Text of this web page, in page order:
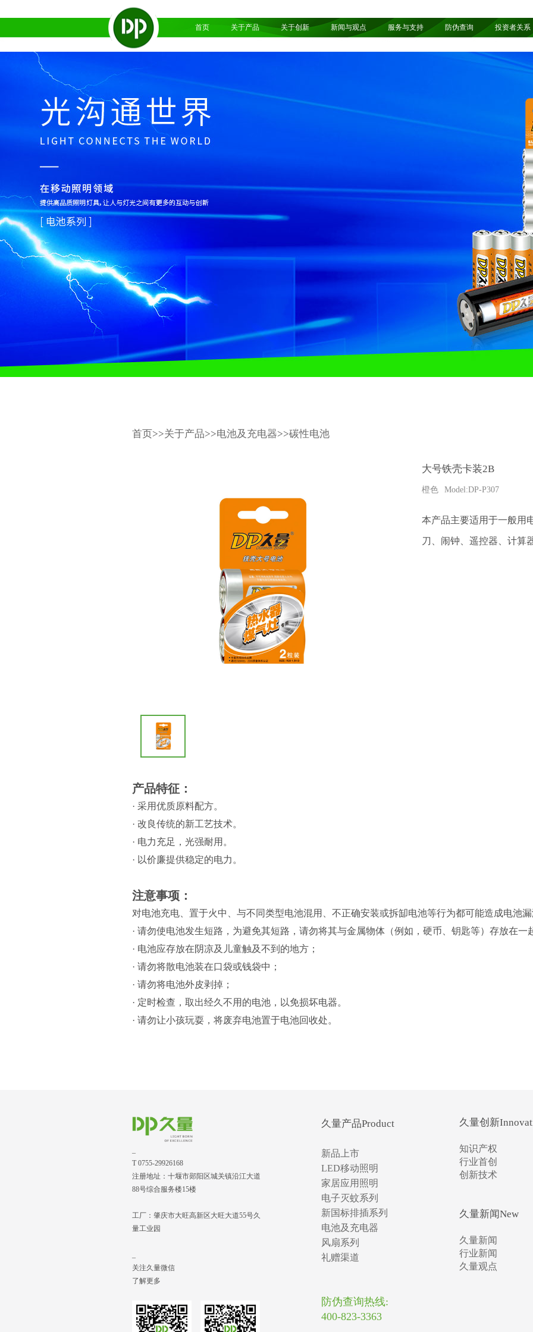
首页 关于产品 关于创新 新闻与观点 服务与支持 防伪查询 投资者关系
首页>>关于产品>>电池及充电器>>碳性电池
大号铁壳卡装2B
橙色 Model:DP-P307
本产品主要适用于一般用
刀、闹钟、遥控器、计算
产品特征：
· 采用优质原料配方。
· 改良传统的新工艺技术。
· 电力充足，光强耐用。
· 以价廉提供稳定的电力。
注意事项：
对电池充电、置于火中、与不同类型电池混用、不正确安装或拆缷电池等行为都可能造成电池
· 请勿使电池发生短路，为避免其短路，请勿将其与金属物体（例如，硬币、钥匙等）存放在一
· 电池应存放在阴凉及儿童触及不到的地方；
· 请勿将散电池装在口袋或钱袋中；
· 请勿将电池外皮剥掉；
· 定时检查，取出经久不用的电池，以免损坏电器。
· 请勿让小孩玩耍，将废弃电池置于电池回收处。
T 0755-29926168
注册地址：十堰市郧阳区城关镇沿江大道
88号综合服务楼15楼
工厂：肇庆市大旺高新区大旺大道55号久
量工业园
关注久量微信
了解更多
久量产品Product
新品上市
LED移动照明
家居应用照明
电子灭蚊系列
新国标排插系列
电池及充电器
风扇系列
礼赠渠道
防伪查询热线:
400-823-3363
久量创新
知识产权
行业首创
创新技术
久量新闻New
久量新闻
行业新闻
久量观点